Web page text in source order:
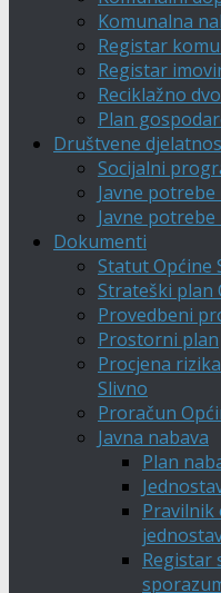
Komunalna
Registar
Registar
Reciklažno
Plan
Društvene
Socijalni
Javne
Javne
Dokumenti
Statut Općine
Strateški plan
Provedbeni
Prostorni plan
Procjena
Slivno
Proračun
Javna nabava
Plan
Pravilnik
Registar